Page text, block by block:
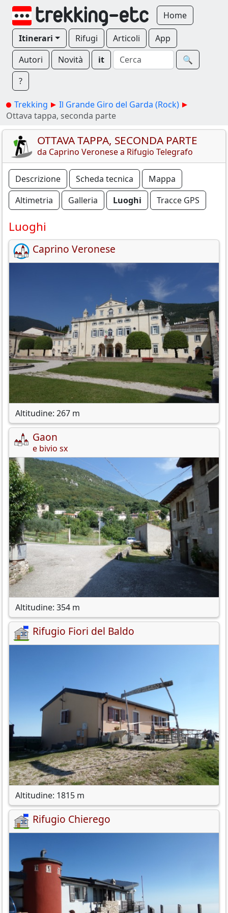
Home
Itinerari Rifugi Articoli
App
Autori
Novità it
🔍︎
?
Trekking
Il Grande Giro del Garda (Rock)
Ottava tappa, seconda parte
OTTAVA TAPPA, SECONDA PARTE
da Caprino Veronese a Rifugio Telegrafo
Descrizione Scheda tecnica
Mappa
Altimetria
Galleria Luoghi Tracce GPS
Luoghi
Caprino Veronese
Altitudine: 267 m
Gaon
e bivio sx
Altitudine: 354 m
Rifugio Fiori del Baldo
Altitudine: 1815 m
Rifugio Chierego